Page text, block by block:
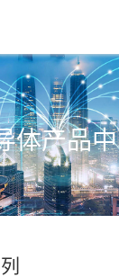
体产品